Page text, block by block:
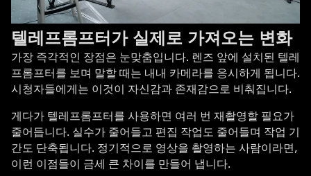
텔레프롬프터가 실제로 가져오는 변화
가장 즉각적인 장점은 눈맞춤입니다. 렌즈 앞에 설치된 텔레
프롬프터를 보며 말할 때는 내내 카메라를 응시하게 됩니다.
시청자들에게는 이것이 자신감과 존재감으로 비춰집니다.
게다가 텔레프롬프터를 사용하면 여러 번 재촬영할 필요가
줄어듭니다. 실수가 줄어들고 편집 작업도 줄어들며 작업 기
간도 단축됩니다. 정기적으로 영상을 촬영하는 사람이라면,
이런 이점들이 금세 큰 차이를 만들어 냅니다.